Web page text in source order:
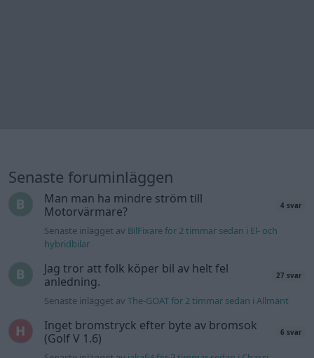
bromsar, transmission och däck
Kia Ceed 2017 batteritorsk med jämna
mellanrum. Varför?
46 svar
Senaste inlägget av Ansan Igår 15:29iGenerell felsökning
Senaste inlägget av Mossan1 Igår 11:07 Generell felsökning
Fälg till Husqvarna Novolett 1955 2 svar
Senaste inlägget avMossan1 tisdag 19:42iÖvriga fordon
Slipa och polera rinningar